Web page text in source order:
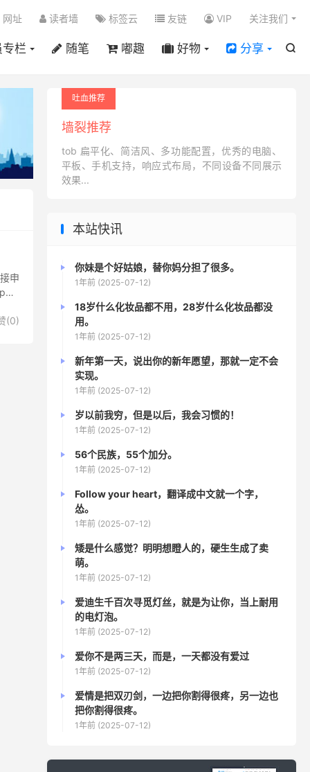

栏 随笔 嘟趣 好物 分享
网址 读者墙 标签云 友链 VIP 关注我们
申
(0)
吐血推荐
墙裂推荐
tob 扁平化、简洁风、多功能配置，优秀的电脑、
平板、手机支持，响应式布局，不同设备不同展示
效果...
本站快讯
你妹是个好姑娘，替你妈分担了很多。
1年前 (2025-07-12)
18岁什么化妆品都不用，28岁什么化妆品都没
用。
1年前 (2025-07-12)
新年第一天，说出你的新年愿望，那就一定不会
实现。
1年前 (2025-07-12)
岁以前我穷，但是以后，我会习惯的！
1年前 (2025-07-12)
56个民族，55个加分。
1年前 (2025-07-12)
Follow your heart，翻译成中文就一个字，
怂。
1年前 (2025-07-12)
矮是什么感觉？明明想瞪人的，硬生生成了卖
萌。
1年前 (2025-07-12)
爱迪生千百次寻觅灯丝，就是为让你，当上耐用
的电灯泡。
1年前 (2025-07-12)
爱你不是两三天，而是，一天都没有爱过
1年前 (2025-07-12)
爱情是把双刃剑，一边把你割得很疼，另一边也
把你割得很疼。
1年前 (2025-07-12)